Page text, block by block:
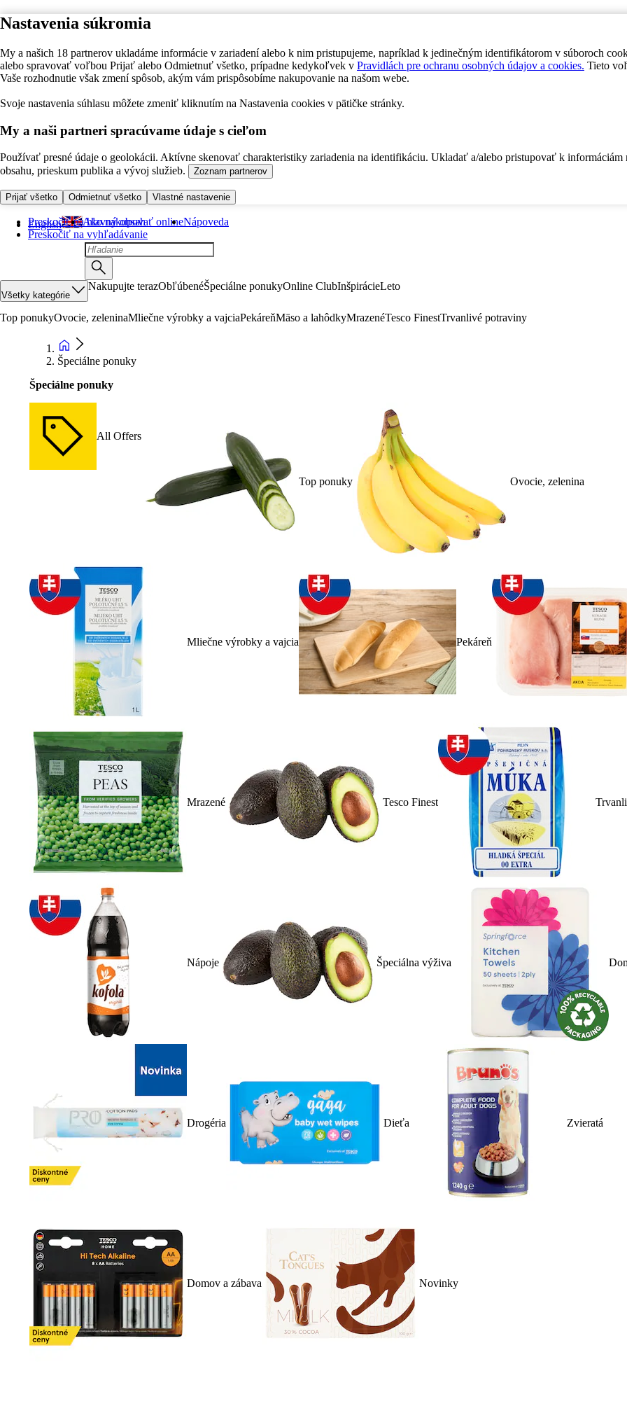
Nastavenia súkromia
My a našich 18 partnerov ukladáme informácie v zariadení alebo k nim pristupujeme, napríklad k jedinečným identifikátorom v súboroch
alebo spravovať voľbou Prijať alebo Odmietnuť všetko, prípadne kedykoľvek v Pravidlách pre ochranu osobných údajov a cookies. Tieto
Vaše rozhodnutie však zmení spôsob, akým vám prispôsobíme nakupovanie na našom webe.
Svoje nastavenia súhlasu môžete zmeniť kliknutím na Nastavenia cookies v pätičke stránky.
My a naši partneri spracúvame údaje s cieľom
Používať presné údaje o geolokácii. Aktívne skenovať charakteristiky zariadenia na identifikáciu. Ukladať a/alebo pristupovať k informáciám
obsahu, prieskum publika a vývoj služieb.
Zoznam partnerov
Prijať všetko Odmietnuť všetko Vlastné nastavenie
Preskočiť na hlavný obsah
Preskočiť na vyhľadávanie
English Ako nakupovať onlineNápoveda
Všetky kategórie
Nakupujte terazObľúbenéŠpeciálne ponukyOnline ClubInšpirácieLeto
Top ponukyOvocie, zeleninaMliečne výrobky a vajciaPekáreňMäso a lahôdkyMrazenéTesco FinestTrvanlivé potraviny
Špeciálne ponuky
Špeciálne ponuky
All Offers
Top ponuky Ovocie, zelenina
Mliečne výrobky a vajcia Pekáreň
Mrazené Tesco Finest
Nápoje Špeciálna výživa
Drogéria Dieťa Zvieratá
Domov a zábava Novinky